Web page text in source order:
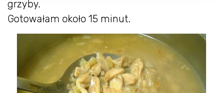
grzyby.
Gotowałam około 15 minut.